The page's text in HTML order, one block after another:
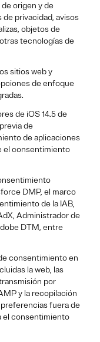
origen y de
privacidad, avisos
objetos de
tecnologías de
sitios web y
de enfoque
de iOS 14.5 de
de
de aplicaciones
el consentimiento
DMP, el marco
de la IAB,
Administrador de
DTM, entre
consentimiento en
la web, las
por
y la recopilación
fuera de
el consentimiento